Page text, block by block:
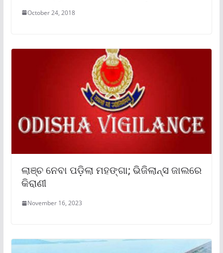
October 24, 2018
ଲାଞ୍ଚ ନେବା ପଡ଼ିଲା ମହଙ୍ଗା; ଭିଜିଲାନ୍ସ ଜାଲରେ
କିରାଣୀ
November 16, 2023